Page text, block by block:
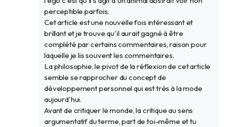
perceptible parfois.
Cet article est une nouvelle fois intéressant et
brillant et je trouve qu'il aurait gagné à être
complété par certains commentaires, raison pour
laquelle je lis souvent les commentaires.
La philosophie, le pivot de la réflexion de cet article
semble se rapprocher du concept de
développement personnel qui est très à la mode
aujourd'hui.
Avant de critiquer le monde, la critique au sens
argumentatif du terme, part de toi-même et tu